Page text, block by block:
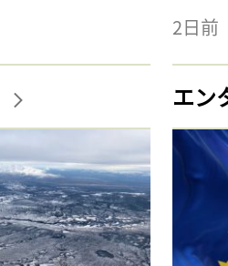
2日前
エン